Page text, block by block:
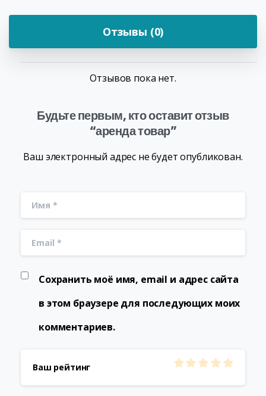
Отзывы (0)
Отзывов пока нет.
Будьте первым, кто оставит отзыв
“аренда товар”
Ваш электронный адрес не будет опубликован.
Сохранить моё имя, email и адрес сайта
в этом браузере для последующих моих
комментариев.
Ваш рейтинг